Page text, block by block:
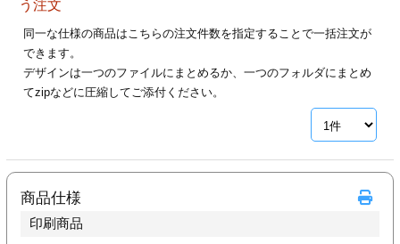
リーブ印刷
加工
印刷
印刷
リーブ
う注文
同一な仕様の商品はこちらの注文件数を指定することで一括注文が
できます。
デザインは一つのファイルにまとめるか、一つのフォルダにまとめ
てzipなどに圧縮してご添付ください。
商品仕様
印刷商品